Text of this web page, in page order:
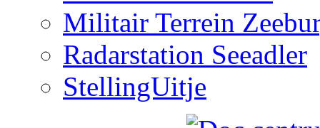
Militair Terrein
Radarstation Seeadler
StellingUitje